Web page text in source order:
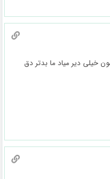
خیلی دیر میاد ما بدتر دق